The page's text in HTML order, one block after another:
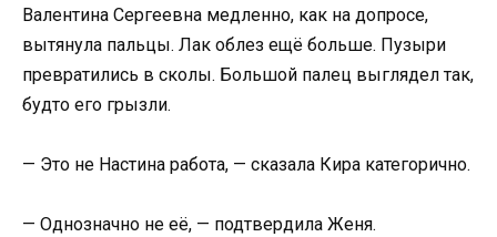
Валентина Сергеевна медленно, как на допросе,
вытянула пальцы. Лак облез ещё больше. Пузыри
превратились в сколы. Большой палец выглядел так,
будто его грызли.
— Это не Настина работа, — сказала Кира категорично.
— Однозначно не её, — подтвердила Женя.